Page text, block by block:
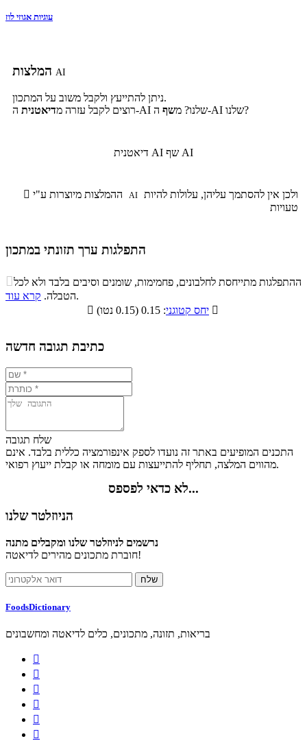
עוגיות אגוזי לוז
AI
ניתן להתייעץ ולקבל משוב על המתכון.
רוצים לקבל עזרה מדיאטנית ה-AI שלנו? משף ה-AI שלנו?
דיאטנית AI שף AI
 AI
טעויות
התפלגות ערך תזונתי במתכון
התפלגות ערך תזונתי במתכון
סיבים
תזונתיים
שומנים חלבונים
7.6% 79.2%
ההתפלגות מתייחסת לחלבונים, פחמימות, שומנים וסיבים בלבד ולא לכל
הטבלה. קרא עוד
.

יחס קטוגני 
כתיבת תגובה חדשה
שלח תגובה
התכנים המופיעים באתר זה נועדו לספק אינפורמציה כללית בלבד. אינם
מהווים המלצה, תחליף להתייעצות עם מומחה או קבלת ייעוץ רפואי.
לא כדאי לפספס...
הניוזלטר שלנו
נרשמים לניוזלטר שלנו ומקבלים מתנה
חוברת מתכונים מהירים לדיאטה!
FoodsDictionary
בריאות, תזונה, מתכונים, כלים לדיאטה ומחשבונים





